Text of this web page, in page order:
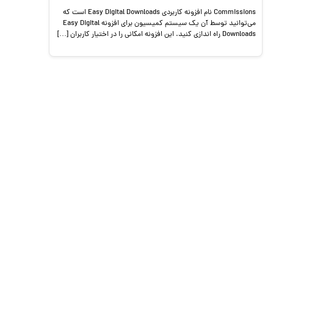
Commissions نام افزونه کاربردی Easy Digital Downloads است که
می‌توانید توسط آن یک سیستم کمیسیون برای افزونه Easy Digital
Downloads راه اندازی کنید. این افزونه امکانی را در اختیار کاربران […]